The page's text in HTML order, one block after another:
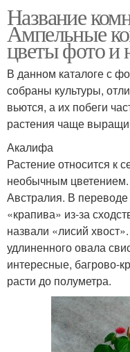
Название
Ампельные
цветы фото и
В данном каталоге с
собраны культуры,
вьются, а их побеги
растения чаще
Акалифа
Растение относится к
необычным цветением.
Австралия. В
«крапива» из-за
назвали «лисий
удлиненного овала
интересные, багрово-
расти до полуметра.